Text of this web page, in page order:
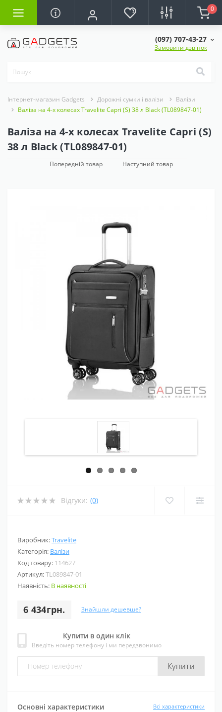
0
(097) 707-43-27
Замовити дзвінок
Інтернет-магазин Gadgets Дорожні сумки і валізи
Валізи
Валіза на 4-х колесах Travelite Capri (S) 38 л Black (TL089847-01)
Валіза на 4-х колесах Travelite Capri (S)
38 л Black (TL089847-01)
Попередній товар Наступний товар
Відгуки: (0)
Виробник:Travelite
Категорія: Валізи
Код товару: 114627
Артикул:TL089847-01
Наявність: В наявності
6 434грн. Знайшли дешевше?
Купити в один клік
Введіть номер телефону і ми передзвонимо
Купити
Основні характеристики Всі характеристики